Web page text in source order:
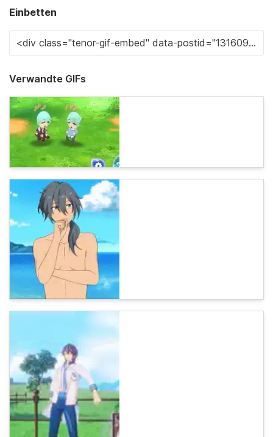
Einbetten
Verwandte GIFs